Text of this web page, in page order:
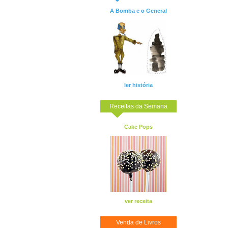
A Bomba e o General
ler história
Receitas da Semana
Cake Pops
ver receita
Venda de Livros